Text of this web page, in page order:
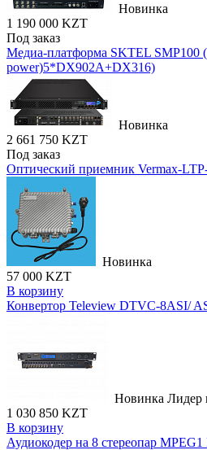
Новинка
1 190 000 KZT
Под заказ
Медиа-платформа SKTEL SMP100
power)5*DX902A+DX316)
Новинка
2 661 750 KZT
Под заказ
Оптический приемник Vermax-
Новинка
57 000 KZT
В корзину
Конвертор Teleview DTVC-8ASI/
Новинка Лидер
1 030 850 KZT
В корзину
Аудиокодер на 8 стереопар